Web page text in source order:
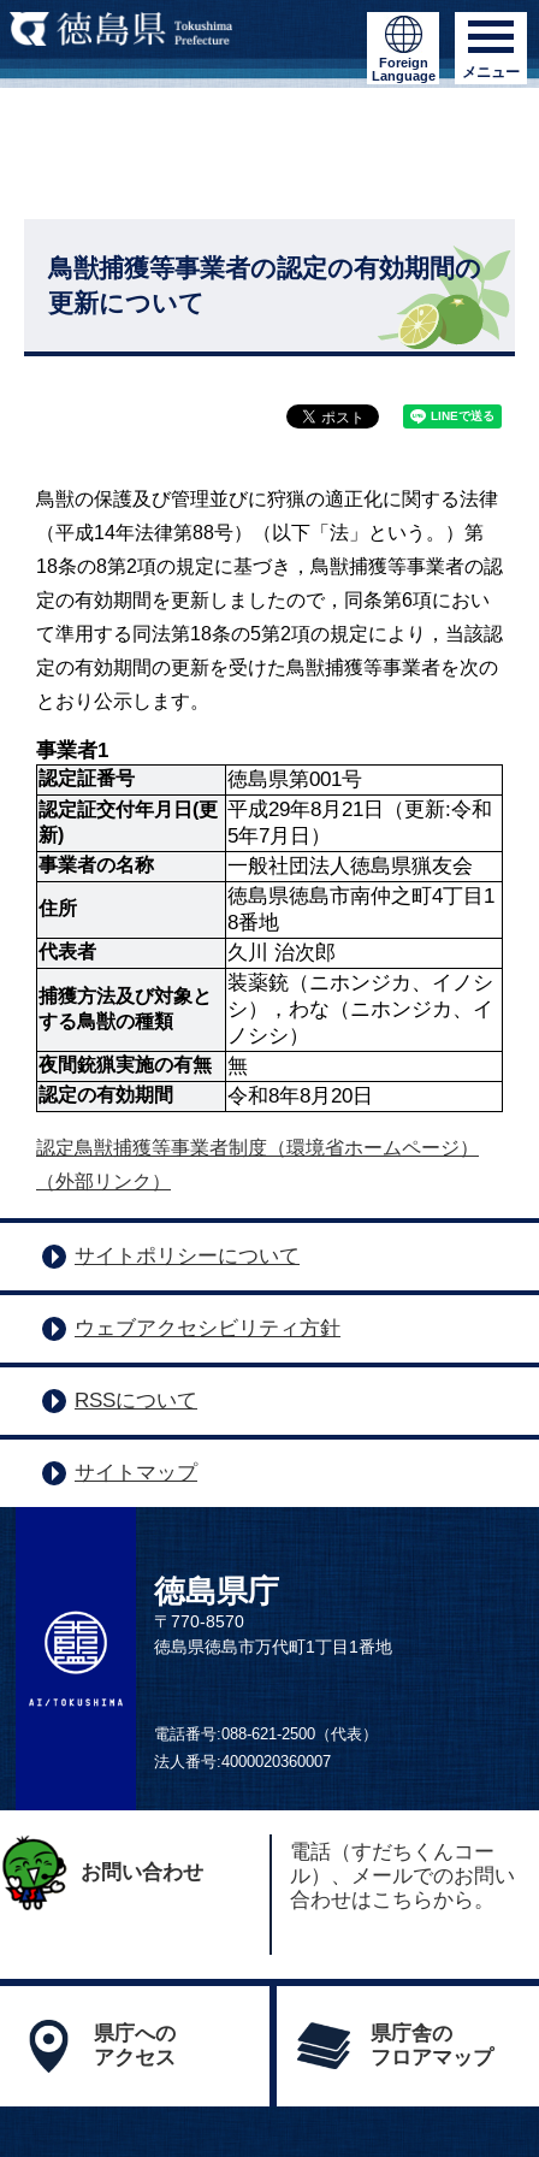
Foreign
Language
メニュー
鳥獣捕獲等事業者の認定の有効期間の
更新について
鳥獣の保護及び管理並びに狩猟の適正化に関する法律
（平成14年法律第88号）（以下「法」という。）第
18条の8第2項の規定に基づき，鳥獣捕獲等事業者の認
定の有効期間を更新しましたので，同条第6項におい
て準用する同法第18条の5第2項の規定により，当該認
定の有効期間の更新を受けた鳥獣捕獲等事業者を次の
とおり公示します。
事業者1
認定証番号 徳島県第001号
認定証交付年月日(更
新)
平成29年8月21日（更新:令和
5年7月日）
事業者の名称 一般社団法人徳島県猟友会
住所
徳島県徳島市南仲之町4丁目1
8番地
代表者 久川 治次郎
捕獲方法及び対象と
する鳥獣の種類
装薬銃（ニホンジカ、イノシ
シ），わな（ニホンジカ、イ
ノシシ）
夜間銃猟実施の有無 無
認定の有効期間 令和8年8月20日
認定鳥獣捕獲等事業者制度（環境省ホームページ）
（外部リンク）
サイトポリシーについて
ウェブアクセシビリティ方針
RSSについて
サイトマップ
徳島県庁
〒770-8570
徳島県徳島市万代町1丁目1番地
電話番号:088-621-2500（代表）
法人番号:4000020360007
お問い合わせ
電話（すだちくんコー
ル）、メールでのお問い
合わせはこちらから。
県庁への
アクセス
県庁舎の
フロアマップ